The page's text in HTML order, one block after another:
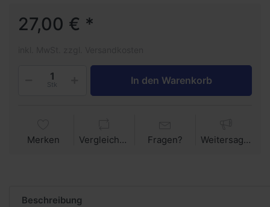
27,00 € *
Stk In den Warenkorb
Merken Vergleichen Fragen? Weitersagen
Beschreibung